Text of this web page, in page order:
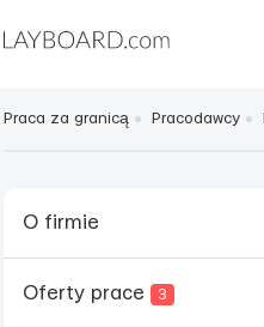
Praca za granicą Pracodawcy
O firmie
Oferty prace 3